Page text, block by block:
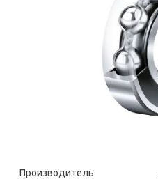
Производитель